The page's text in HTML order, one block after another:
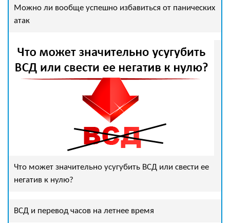
Можно ли вообще успешно избавиться от панических
атак
Что может значительно усугубить ВСД или свести ее
негатив к нулю?
ВСД и перевод часов на летнее время